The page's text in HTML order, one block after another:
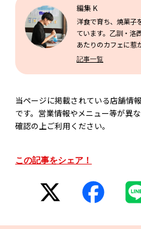
編集 K
洋食で育ち、焼菓子
ています。乙訓・洛
あたりのカフェに惹
記事一覧
当ページに掲載されている店舗情
です。営業情報やメニュー等が異
確認の上ご利用ください。
この記事をシェア！